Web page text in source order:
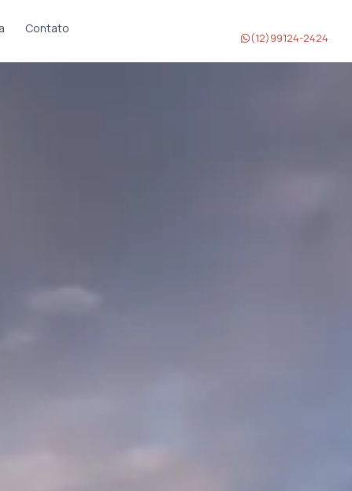
Contato
(12)99124-2424